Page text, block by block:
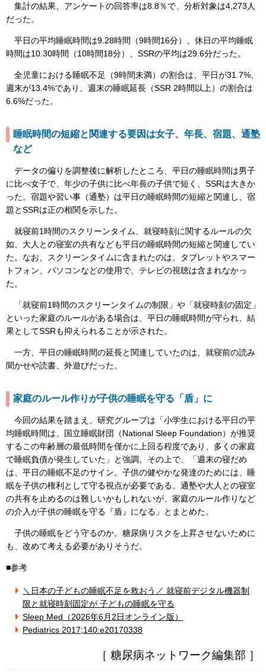
集計の結果、アンケートの回答率は8.8％で、分析対象は4,273人
だった。
平日の平均睡眠時間は9.28時間（9時間16分）、休日の平均睡眠
時間は10.30時間（10時間18分）、SSRの平均は29.6分だった。
全児童における睡眠不足（9時間未満）の割合は、平日が31.7%、
週末が13.4%であり、週末の睡眠延長（SSR 2時間以上）の割合は
6.6%だった。
睡眠時間の短縮と関連する要因は女子、年長、宿題、通塾
など
データの偏りを調整後に解析したところ、平日の睡眠時間は男子
に比べ女子で、年少の子供に比べ年長の子供で短く、SSRは大きか
った。宿題や習い事（通塾）は平日の睡眠時間の短縮と関連し、宿
題とSSRは正の相関を示した。
就寝前1時間のスクリーンタイム、就寝時刻に関するルールの欠
如、大人との寝室の共有なども平日の睡眠時間の短縮と関連してい
た。なお、スクリーンタイムに含まれたのは、タブレットやスマー
トフォン、パソコンなどの使用で、テレビの視聴は含まれなかっ
た。
「就寝前1時間のスクリーンタイムの制限」や「就寝時刻の固定」
といった家庭のルールがある場合は、平日の睡眠時間が守られ、結
果としてSSRも抑えられることが示された。
一方、平日の睡眠時間の延長と関連していたのは、就寝前の読み
聞かせや読書、外遊びだった。
家庭のルール作りが子供の睡眠を守る「盾」に
今回の結果を踏まえ、研究グループは「小学生における平日の平
均睡眠時間は、国立睡眠財団（National Sleep Foundation）が推奨
するこの年齢層の最低時間を僅かに上回る程度であり、多くの家庭
で睡眠負債が発生していた」と強調。その上で、「週末の寝だめ
は、平日の睡眠不足のサイン。子供の健やかな発達のためには、睡
眠を子供の権利として守る視点が必要である。通塾や大人との寝室
の共有を止めるのは難しいかもしれないが、家庭のルール作りなど
の介入が子供の睡眠を守る『盾』になる」とまとめた。
子供の睡眠をどう守るのか。糖尿病リスクを上昇させないために
も、改めて考える必要がありそうだ。
■参考
＼日本の子どもの睡眠不足を救おう／ 就寝前デジタル機器制
限と就寝時刻固定が 子どもの睡眠を守る
Sleep Med（2026年6月2日オンライン版）
Pediatrics 2017;140:e20170338
［ 糖尿病ネットワーク編集部 ］